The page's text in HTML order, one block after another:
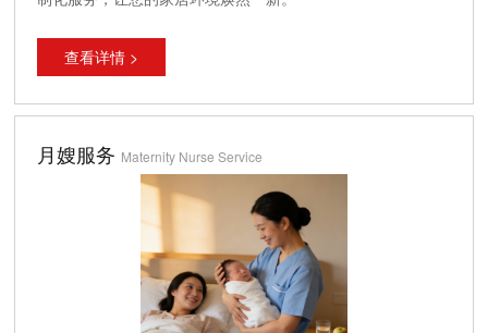
查看详情 >
月嫂服务 Maternity Nurse Service